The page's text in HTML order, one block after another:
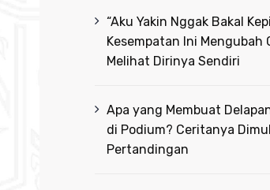
“Aku Yakin Nggak Bakal
Kesempatan Ini Mengubah
Melihat Dirinya Sendiri
Apa yang Membuat
di Podium? Ceritanya
Pertandingan